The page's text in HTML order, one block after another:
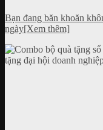
Bạn đang băn khoăn
ngày[Xem thêm]